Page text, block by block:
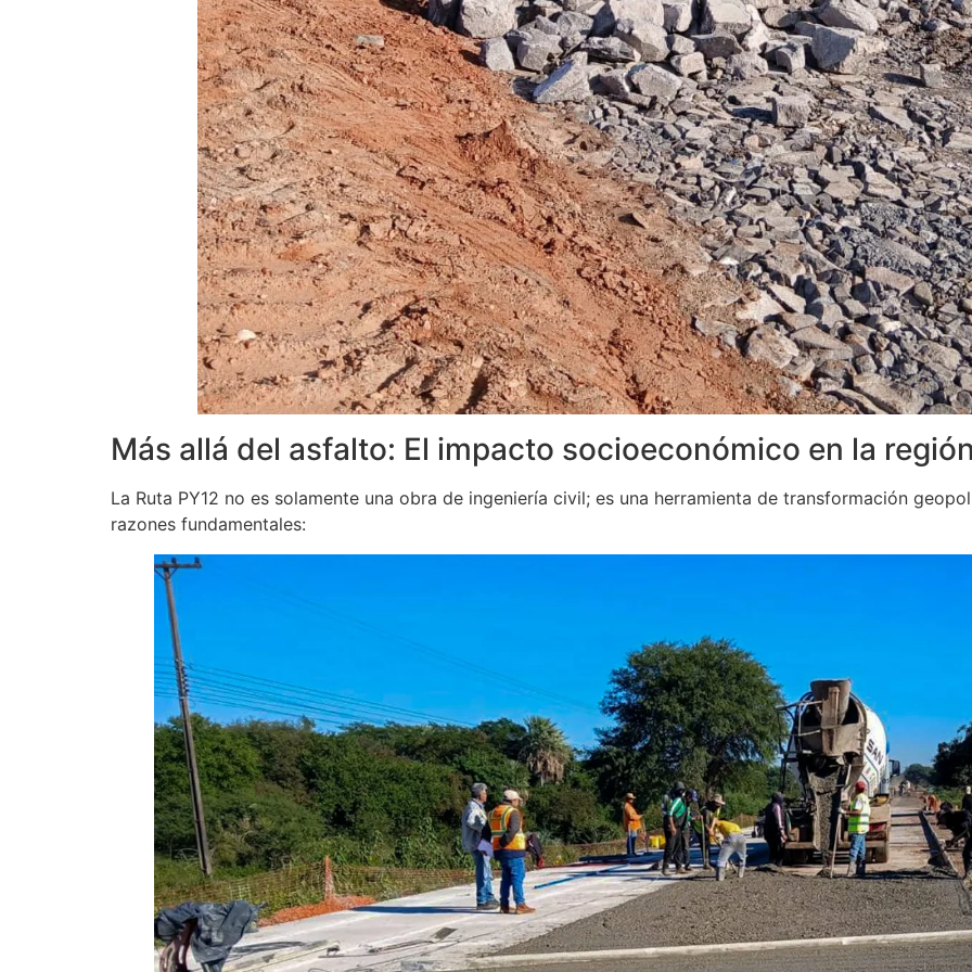
Más allá del asfalto: El impacto socioeconómico en la
La Ruta PY12 no es solamente una obra de ingeniería civil; es una herramienta de transformación
razones fundamentales: